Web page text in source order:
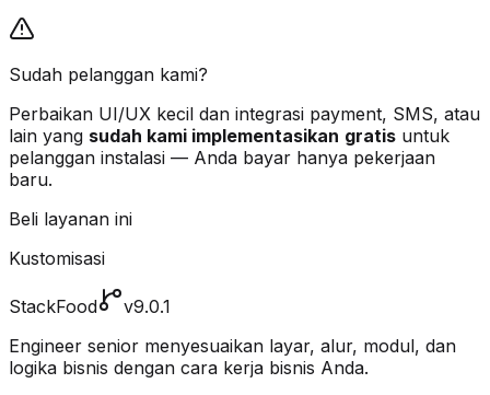
Sudah pelanggan kami?
Perbaikan UI/UX kecil dan integrasi payment, SMS, atau
lain yang sudah kami implementasikan gratis untuk
pelanggan instalasi — Anda bayar hanya pekerjaan
baru.
Beli layanan ini
Kustomisasi
StackFood
v9.0.1
Engineer senior menyesuaikan layar, alur, modul, dan
logika bisnis dengan cara kerja bisnis Anda.